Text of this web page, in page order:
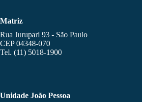
Matriz
Rua Jurupari 93 - São Paulo
CEP 04348-070
Tel. (11) 5018-1900
Unidade João Pessoa